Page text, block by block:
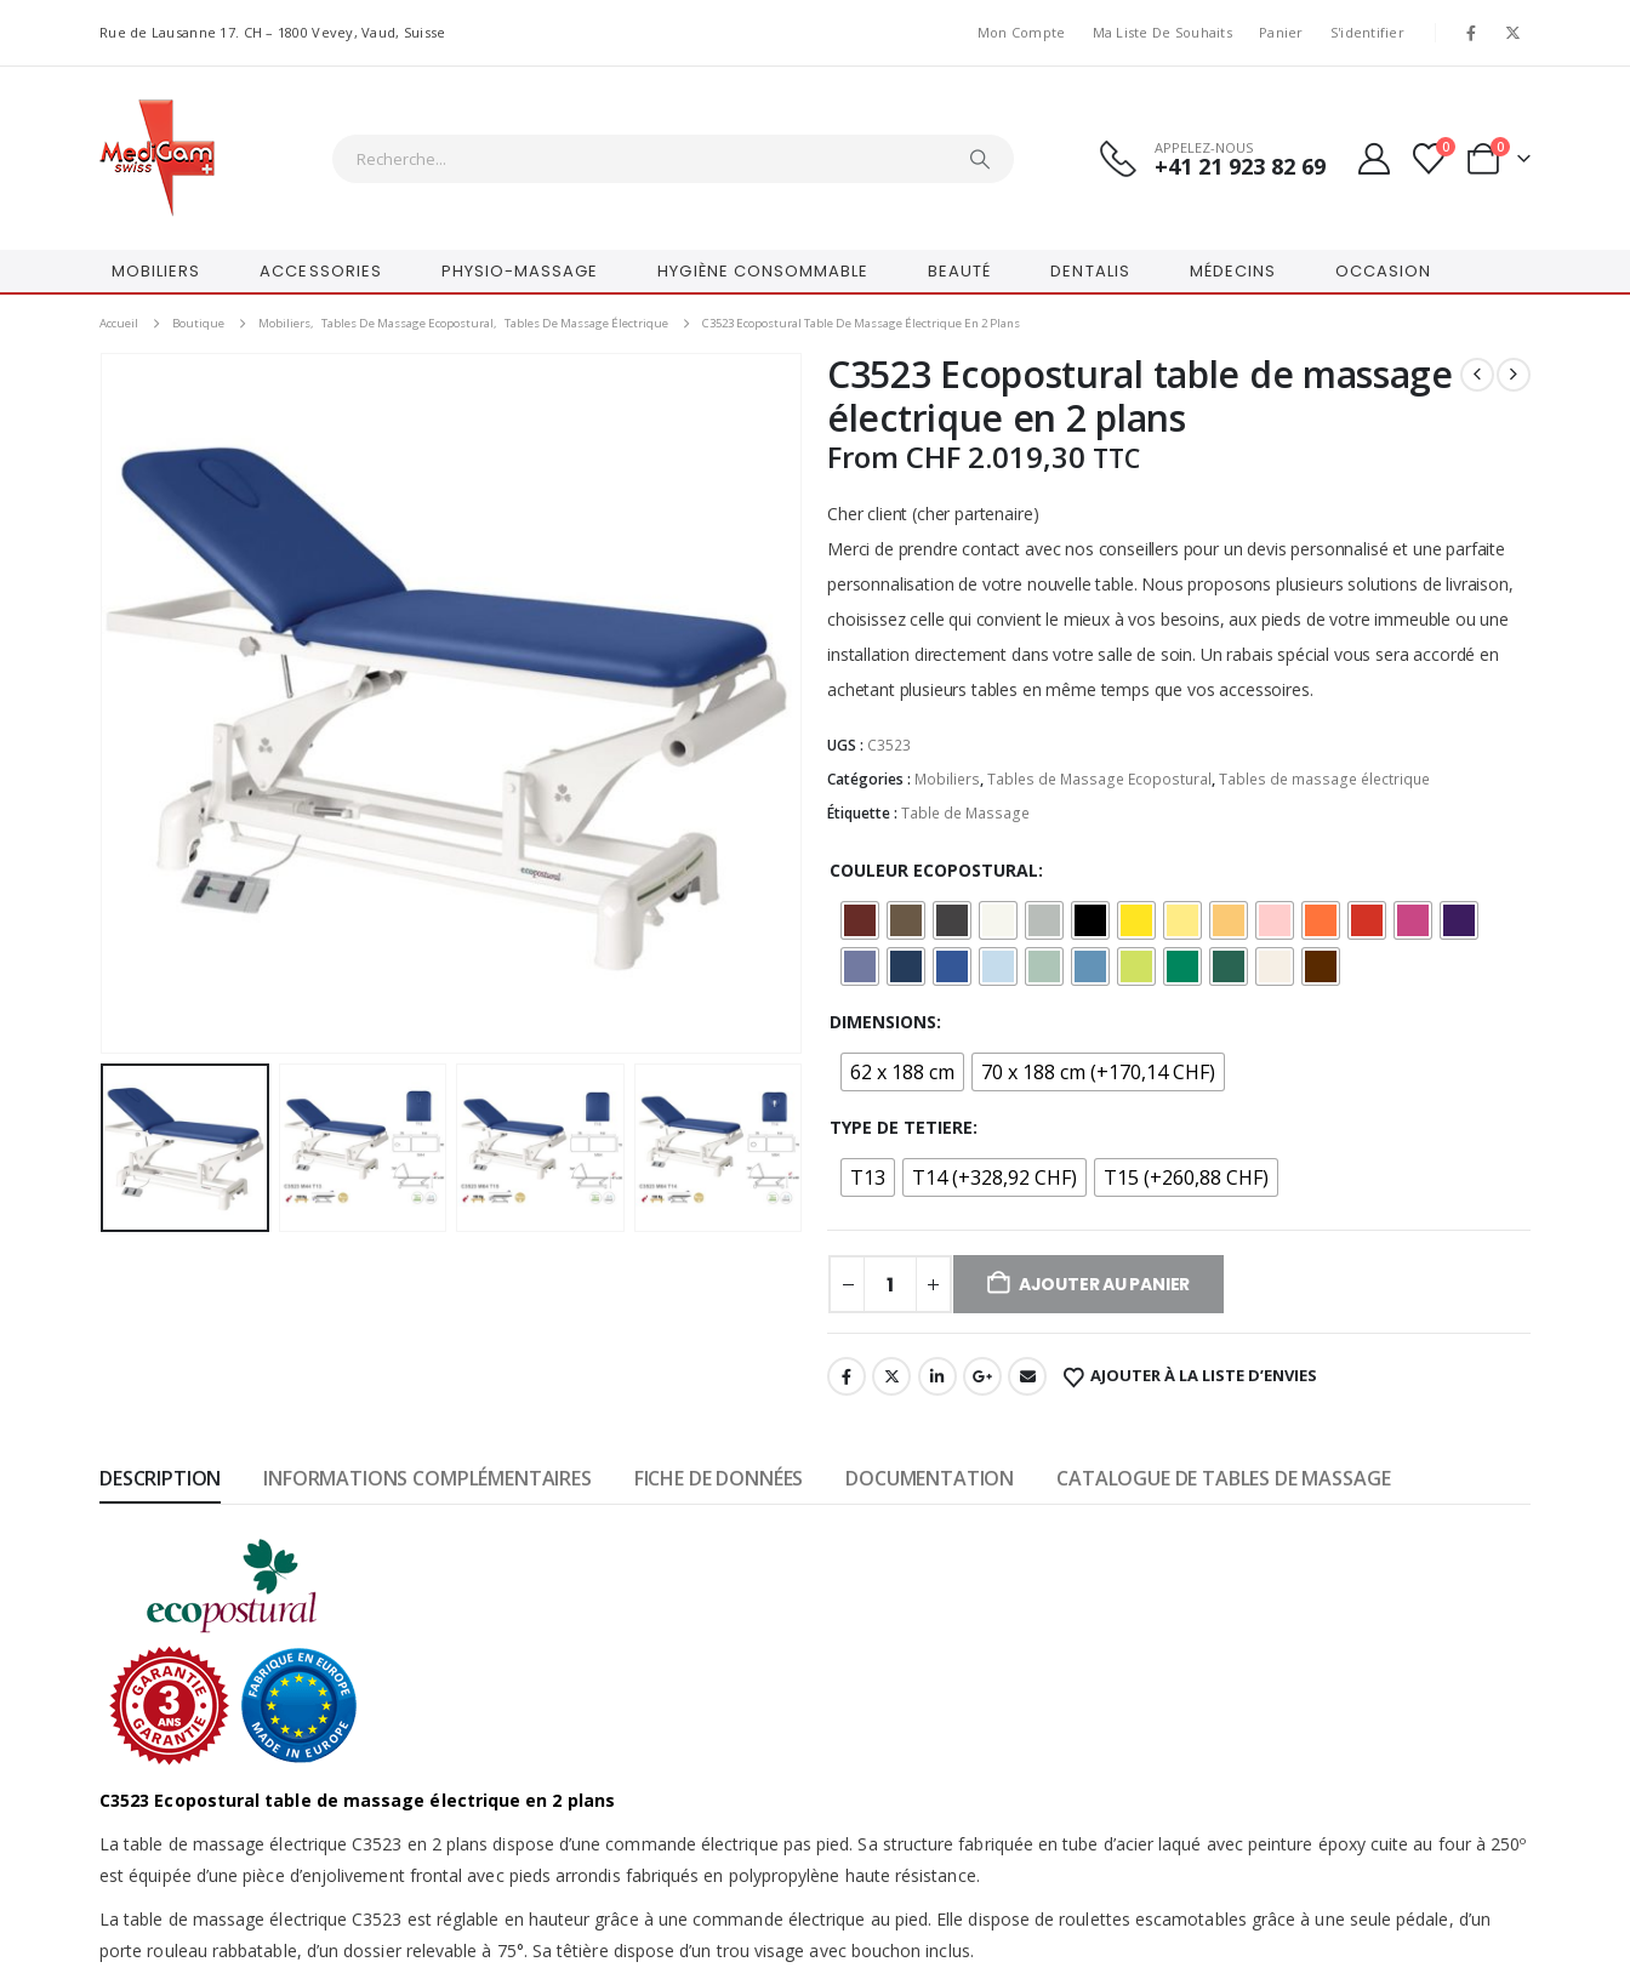
Rue de Lausanne 17. CH – 1800 Vevey, Vaud, Suisse Mon Compte Ma Liste De Souhaits Panier S'identifier
APPELEZ-NOUS
+41 21 923 82 69
0 0
MOBILIERS ACCESSORIES PHYSIO-MASSAGE HYGIÈNE CONSOMMABLE BEAUTÉ DENTALIS MÉDECINS OCCASION
Accueil Boutique Mobiliers, Tables De Massage Ecopostural, Tables De Massage Électrique C3523 Ecopostural Table De Massage Électrique En 2 Plans
C3523 Ecopostural table de massage
électrique en 2 plans
From CHF 2.019,30 TTC
Cher client (cher partenaire)
Merci de prendre contact avec nos conseillers pour un devis personnalisé et une parfaite
personnalisation de votre nouvelle table. Nous proposons plusieurs solutions de livraison,
choisissez celle qui convient le mieux à vos besoins, aux pieds de votre immeuble ou une
installation directement dans votre salle de soin. Un rabais spécial vous sera accordé en
achetant plusieurs tables en même temps que vos accessoires.
UGS : C3523
Catégories : Mobiliers,Tables de Massage Ecopostural,Tables de massage électrique
Étiquette : Table de Massage
COULEUR ECOPOSTURAL
DIMENSIONS
62 x 188 cm 70 x 188 cm (+170,14 CHF)
TYPE DE TETIERE
T13 T14 (+328,92 CHF) T15 (+260,88 CHF)
AJOUTER AU PANIER
AJOUTER À LA LISTE D’ENVIES
DESCRIPTION INFORMATIONS COMPLÉMENTAIRES FICHE DE DONNÉES DOCUMENTATION CATALOGUE DE TABLES DE MASSAGE
C3523 Ecopostural table de massage électrique en 2 plans
La table de massage électrique C3523 en 2 plans dispose d’une commande électrique pas pied. Sa structure fabriquée en tube d’acier laqué avec peinture époxy cuite au four à 250º
est équipée d’une pièce d’enjolivement frontal avec pieds arrondis fabriqués en polypropylène haute résistance.
La table de massage électrique C3523 est réglable en hauteur grâce à une commande électrique au pied. Elle dispose de roulettes escamotables grâce à une seule pédale, d’un
porte rouleau rabbatable, d’un dossier relevable à 75°. Sa têtière dispose d’un trou visage avec bouchon inclus.